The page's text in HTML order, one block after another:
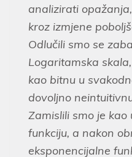
analizirati
kroz izmjene
Odlučili smo se
Logaritamska
kao bitnu u
dovoljno
Zamislili smo je
funkciju, a nakon
eksponencijalne